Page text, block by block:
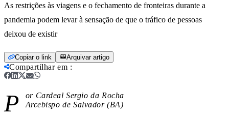
As restrições às viagens e o fechamento de fronteiras durante a
pandemia podem levar à sensação de que o tráfico de pessoas
deixou de existir
Copiar o link Arquivar artigo
Compartilhar em :
P
or Cardeal Sergio da Rocha
Arcebispo de Salvador (BA)